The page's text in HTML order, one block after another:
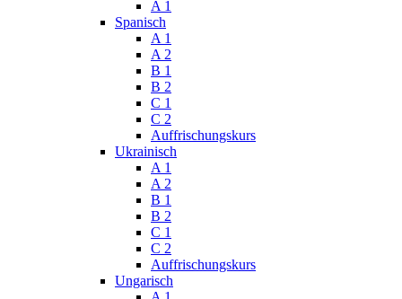
A 1
Spanisch
A 1
A 2
B 1
B 2
C 1
C 2
Auffrischungskurs
Ukrainisch
A 1
A 2
B 1
B 2
C 1
C 2
Auffrischungskurs
Ungarisch